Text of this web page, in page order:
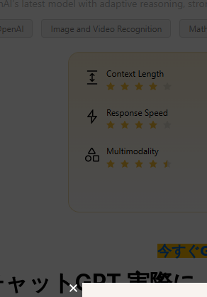
今すぐ
ットGPT実際に